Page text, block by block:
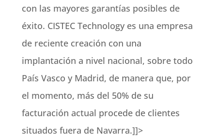
con las mayores garantías posibles de
éxito. CISTEC Technology es una empresa
de reciente creación con una
implantación a nivel nacional, sobre todo
País Vasco y Madrid, de manera que, por
el momento, más del 50% de su
facturación actual procede de clientes
situados fuera de Navarra.]]>